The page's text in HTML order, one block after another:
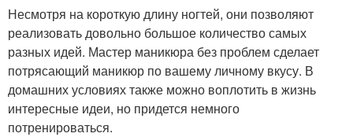
Несмотря на короткую длину ногтей, они позволяют
реализовать довольно большое количество самых
разных идей. Мастер маникюра без проблем сделает
потрясающий маникюр по вашему личному вкусу. В
домашних условиях также можно воплотить в жизнь
интересные идеи, но придется немного
потренироваться.